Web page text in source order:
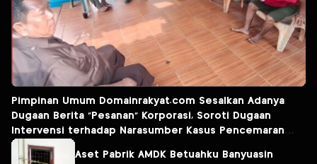
Pimpinan Umum Domainrakyat.com Sesalkan Adanya
Dugaan Berita “Pesanan” Korporasi, Soroti Dugaan
Intervensi terhadap Narasumber Kasus Pencemaran
Lingkungan
Aset Pabrik AMDK Betuahku Banyuasin